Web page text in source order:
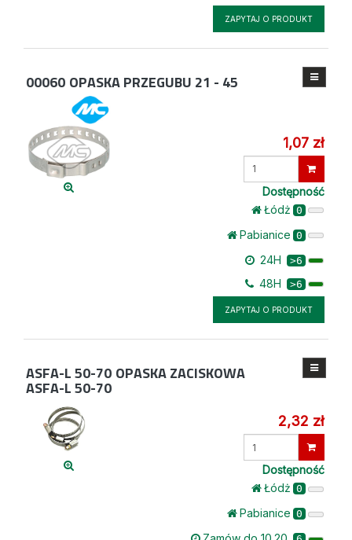
ZAPYTAJ O PRODUKT
00060 OPASKA PRZEGUBU 21 - 45
1,07 zł
Wprowadź
Dostępność
Łódż 0
Pabianice 0
24H >6
48H >6
ZAPYTAJ O PRODUKT
ASFA-L 50-70 OPASKA ZACISKOWA
ASFA-L 50-70
2,32 zł
Dostępność
Łódż 0
Pabianice 0